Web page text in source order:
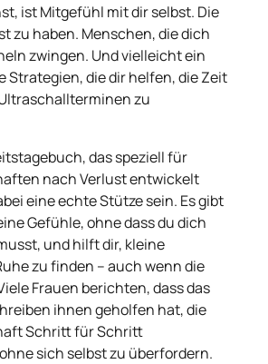
ist Mitgefühl mit dir selbst. Die
zu haben. Menschen, die dich
zwingen. Und vielleicht ein
Strategien, die dir helfen, die Zeit
zu
das speziell für
nach Verlust entwickelt
eine echte Stütze sein. Es gibt
Gefühle, ohne dass du dich
und hilft dir, kleine
zu finden – auch wenn die
Frauen berichten, dass das
ihnen geholfen hat, die
Schritt für Schritt
sich selbst zu überfordern.